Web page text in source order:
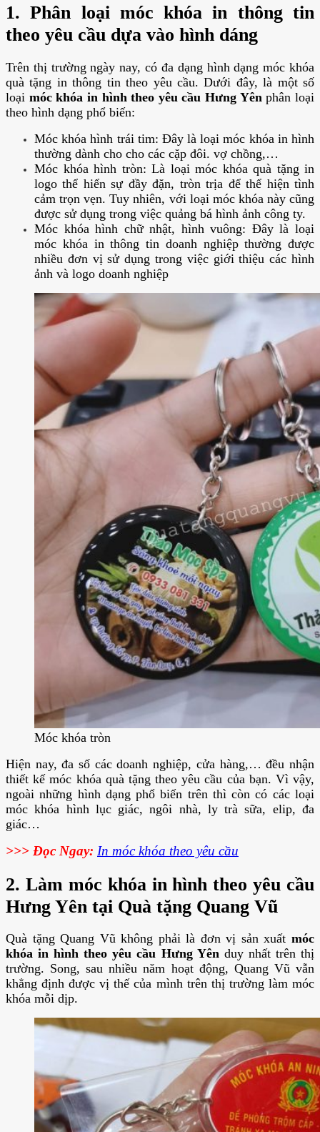
1. Phân loại móc khóa in thông tin
theo yêu cầu dựa vào hình dáng
Trên thị trường ngày nay, có đa dạng hình dạng móc khóa
quà tặng in thông tin theo yêu cầu. Dưới đây, là một số
loại móc khóa in hình theo yêu cầu Hưng Yên phân loại
theo hình dạng phổ biến:
Móc khóa hình trái tim: Đây là loại móc khóa in hình
thường dành cho cho các cặp đôi. vợ chồng,…
Móc khóa hình tròn: Là loại móc khóa quà tặng in
logo thể hiển sự đầy đặn, tròn trịa để thể hiện tình
cảm trọn vẹn. Tuy nhiên, với loại móc khóa này cũng
được sử dụng trong việc quảng bá hình ảnh công ty.
Móc khóa hình chữ nhật, hình vuông: Đây là loại
móc khóa in thông tin doanh nghiệp thường được
nhiều đơn vị sử dụng trong việc giới thiệu các hình
ảnh và logo doanh nghiệp
Móc khóa tròn
Hiện nay, đa số các doanh nghiệp, cửa hàng,… đều nhận
thiết kế móc khóa quà tặng theo yêu cầu của bạn. Vì vậy,
ngoài những hình dạng phổ biến trên thì còn có các loại
móc khóa hình lục giác, ngôi nhà, ly trà sữa, elip, đa
giác…
>>> Đọc Ngay: In móc khóa theo yêu cầu
2. Làm móc khóa in hình theo yêu cầu
Hưng Yên tại Quà tặng Quang Vũ
Quà tặng Quang Vũ không phải là đơn vị sản xuất móc
khóa in hình theo yêu cầu Hưng Yênduy nhất trên thị
trường. Song, sau nhiều năm hoạt động, Quang Vũ vẫn
khẳng định được vị thế của mình trên thị trường làm móc
khóa mỗi dịp.